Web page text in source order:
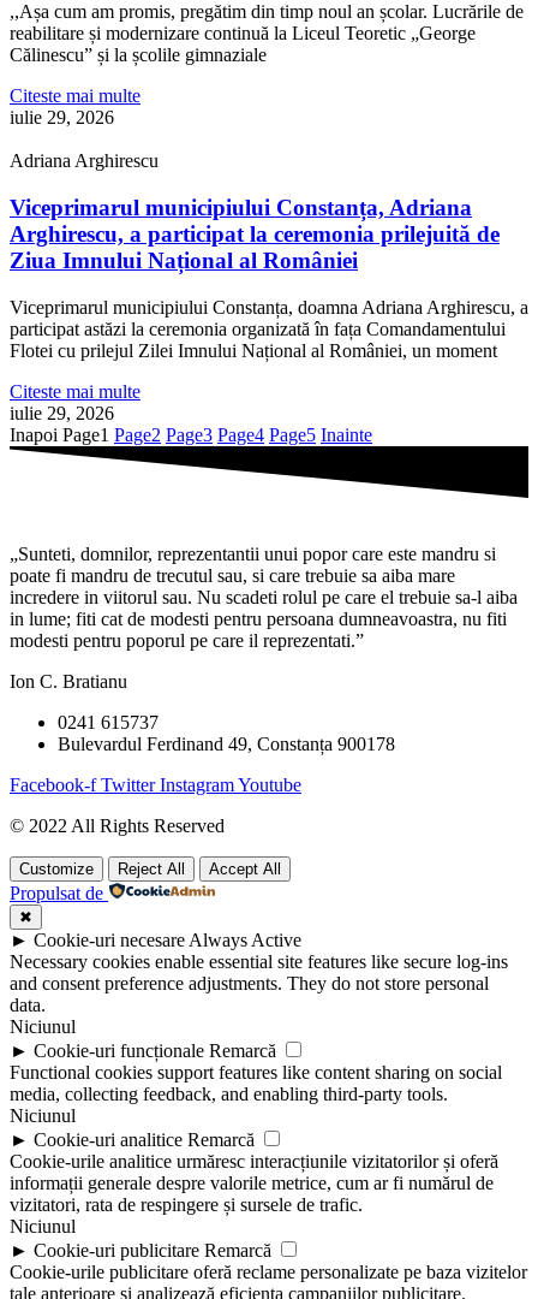
,,Așa cum am promis, pregătim din timp noul an școlar. Lucrările de
reabilitare și modernizare continuă la Liceul Teoretic „George
Călinescu” și la școlile gimnaziale
Citeste mai multe
iulie 29, 2026
Adriana Arghirescu
Viceprimarul municipiului Constanța, Adriana
Arghirescu, a participat la ceremonia prilejuită de
Ziua Imnului Național al României
Viceprimarul municipiului Constanța, doamna Adriana Arghirescu, a
participat astăzi la ceremonia organizată în fața Comandamentului
Flotei cu prilejul Zilei Imnului Național al României, un moment
Citeste mai multe
iulie 29, 2026
Inapoi Page1 Page2 Page3 Page4 Page5 Inainte
„Sunteti, domnilor, reprezentantii unui popor care este mandru si
poate fi mandru de trecutul sau, si care trebuie sa aiba mare
incredere in viitorul sau. Nu scadeti rolul pe care el trebuie sa-l aiba
in lume; fiti cat de modesti pentru persoana dumneavoastra, nu fiti
modesti pentru poporul pe care il reprezentati.”
Ion C. Bratianu
0241 615737
Bulevardul Ferdinand 49, Constanța 900178
Facebook-f Twitter InstagramYoutube
© 2022 All Rights Reserved
Customize Reject All Accept All
Propulsat de
✖
► Cookie-uri necesare Always Active
Necessary cookies enable essential site features like secure log-ins
and consent preference adjustments. They do not store personal
data.
Niciunul
► Cookie-uri funcționale Remarcă
Functional cookies support features like content sharing on social
media, collecting feedback, and enabling third-party tools.
Niciunul
► Cookie-uri analitice Remarcă
Cookie-urile analitice urmăresc interacțiunile vizitatorilor și oferă
informații generale despre valorile metrice, cum ar fi numărul de
vizitatori, rata de respingere și sursele de trafic.
Niciunul
► Cookie-uri publicitare Remarcă
Cookie-urile publicitare oferă reclame personalizate pe baza vizitelor
tale anterioare și analizează eficiența campaniilor publicitare.